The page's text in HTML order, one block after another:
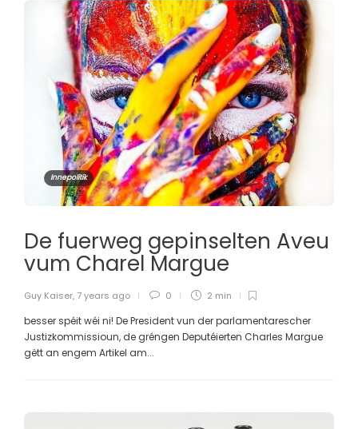
Innepolitik
De fuerweg gepinselten Aveu
vum Charel Margue
Guy Kaiser, 7 years ago 0 2 min
besser spéit wéi ni! De President vun der parlamentarescher
Justizkommissioun, de gréngen Deputéierten Charles Margue
gëtt an engem Artikel am...